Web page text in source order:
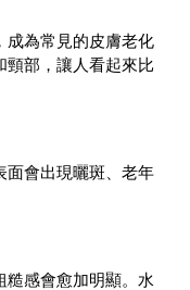
成為常見的皮膚老化
頸部，讓人看起來比
面會出現曬斑、老年
糙感會愈加明顯。水